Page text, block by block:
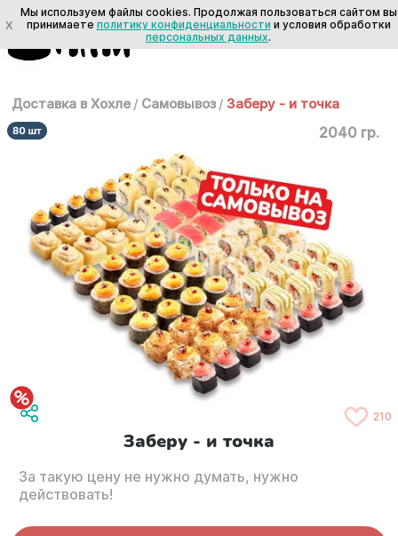
Доставка в Хохле / Самовывоз / Заберу - и точка
2040 гр.
210
Заберу - и точка
За такую цену не нужно думать, нужно
действовать!
X
Мы используем файлы cookies. Продолжая пользоваться сайтом вы
принимаете политику конфиденциальности и условия обработки
персональных данных.